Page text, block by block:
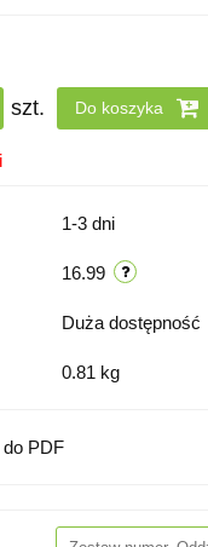
szt. Do koszyka
1-3 dni
16.99
Duża dostępność
0.81 kg
PDF